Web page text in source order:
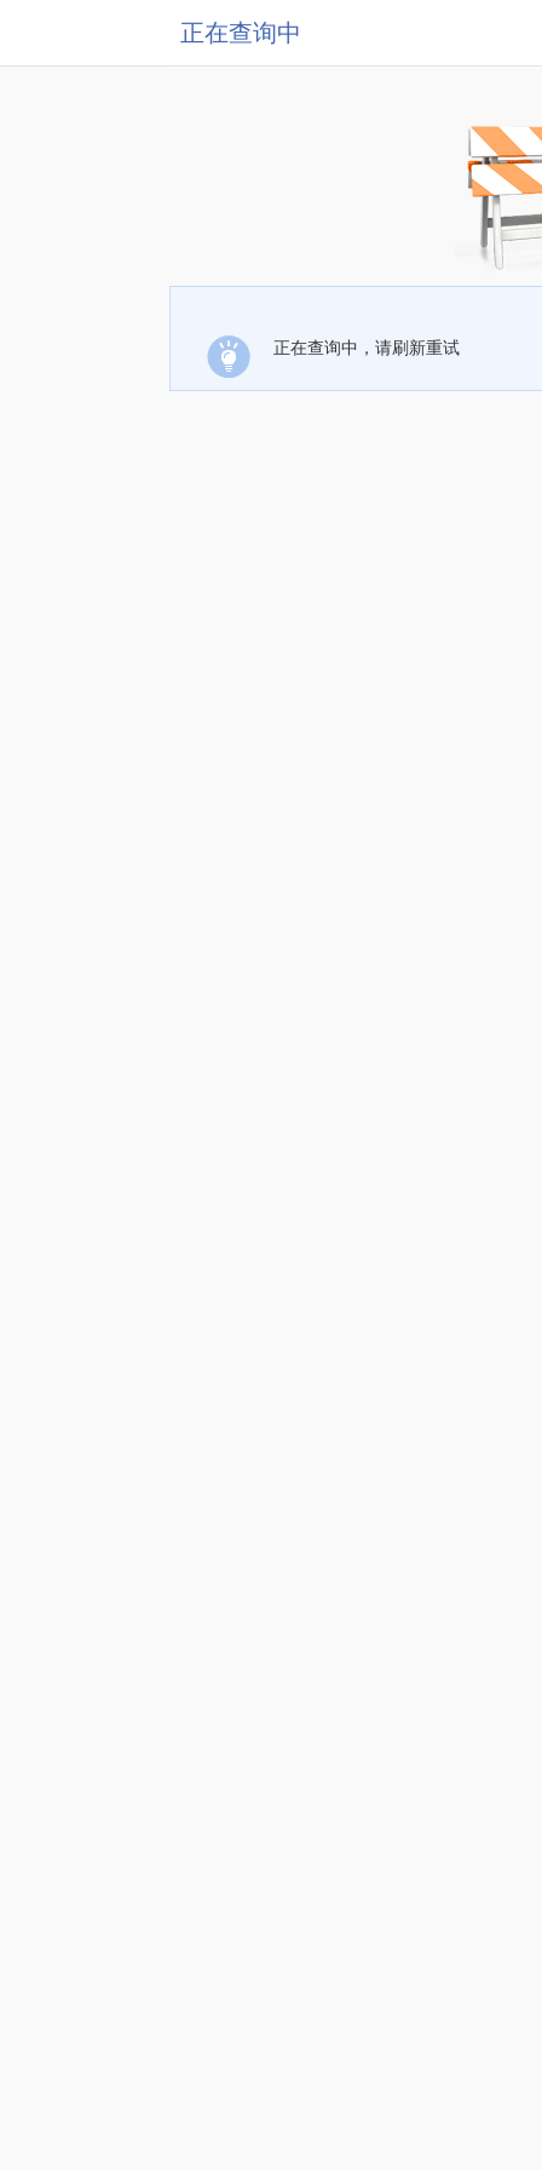
正在查询中
正在查询中，请刷新重试